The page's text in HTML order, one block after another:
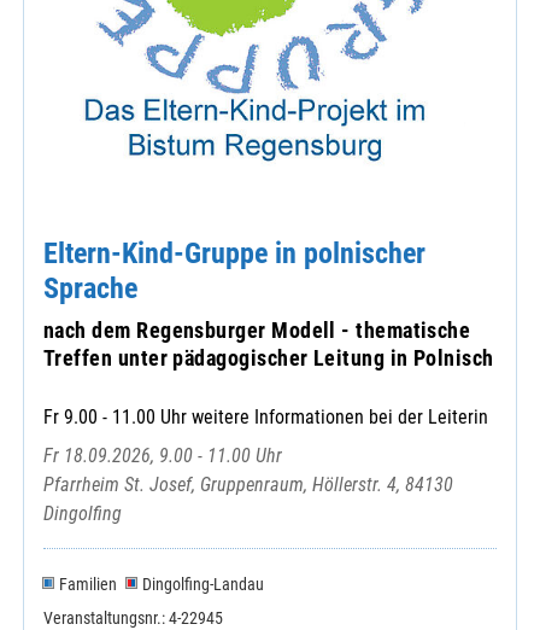
Eltern-Kind-Gruppe in polnischer
Sprache
nach dem Regensburger Modell - thematische
Treffen unter pädagogischer Leitung in Polnisch
Fr 9.00 - 11.00 Uhr weitere Informationen bei der Leiterin
Fr 18.09.2026, 9.00 - 11.00 Uhr
Pfarrheim St. Josef, Gruppenraum, Höllerstr. 4, 84130
Dingolfing
Familien
Dingolfing-Landau
Veranstaltungsnr.: 4-22945